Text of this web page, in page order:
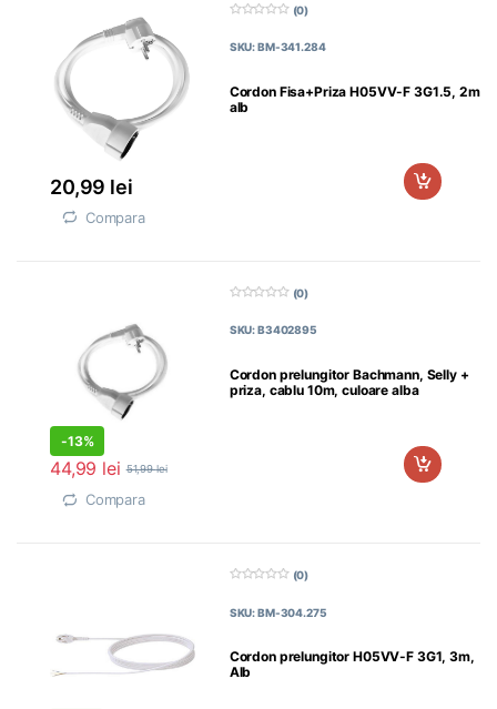
Cordon Fisa+Priza H05VV-F 3G1.5, 2m
alb
i
(0)
SKU: BM-341.284
20,99 lei
Compara
-13%
Cordon prelungitor Bachmann, Selly +
priza, cablu 10m, culoare alba
i
(0)
SKU: B3402895
44,99 lei 51,99lei
Compara
Cordon prelungitor H05VV-F 3G1, 3m,
Alb
i
(0)
SKU: BM-304.275